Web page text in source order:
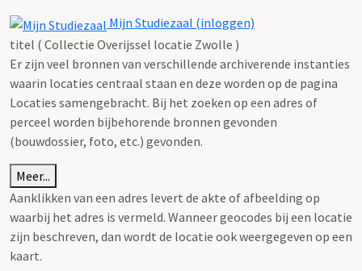
Mijn Studiezaal (inloggen)
titel ( Collectie Overijssel locatie Zwolle )
Er zijn veel bronnen van verschillende archiverende instanties
waarin locaties centraal staan en deze worden op de pagina
Locaties samengebracht. Bij het zoeken op een adres of
perceel worden bijbehorende bronnen gevonden
(bouwdossier, foto, etc.) gevonden.
Meer...
Aanklikken van een adres levert de akte of afbeelding op
waarbij het adres is vermeld. Wanneer geocodes bij een locatie
zijn beschreven, dan wordt de locatie ook weergegeven op een
kaart.